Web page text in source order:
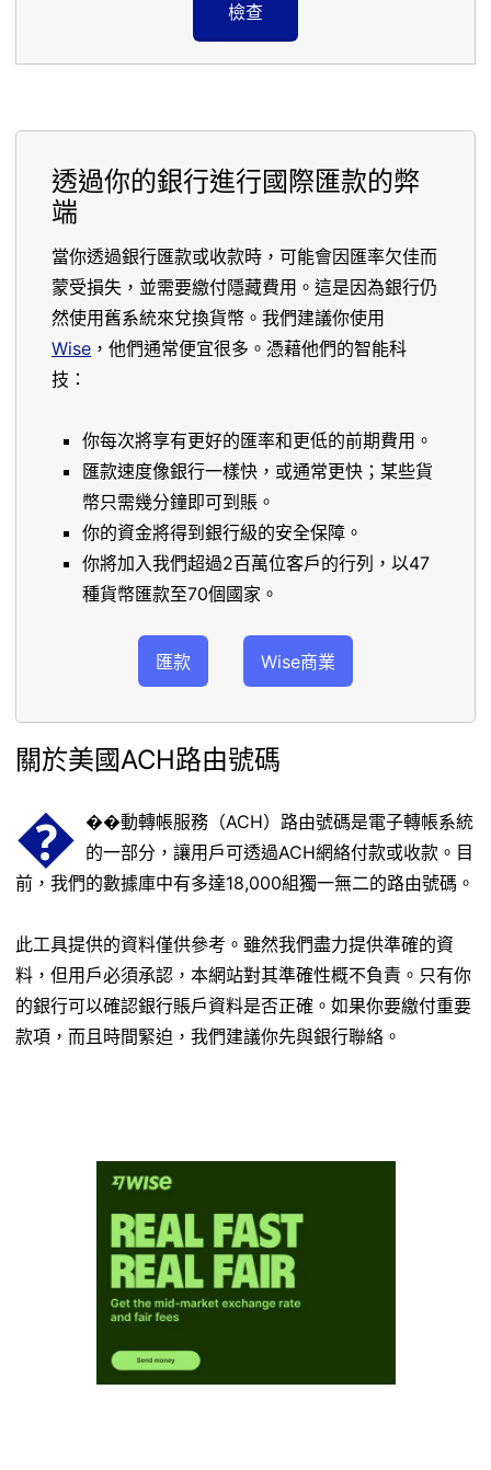
檢查
透過你的銀行進行國際匯款的弊
端
當你透過銀行匯款或收款時，可能會因匯率欠佳而
蒙受損失，並需要繳付隱藏費用。這是因為銀行仍
然使用舊系統來兌換貨幣。我們建議你使用
Wise ，他們通常便宜很多。憑藉他們的智能科
技：
你每次將享有更好的匯率和更低的前期費用。
匯款速度像銀行一樣快，或通常更快；某些貨
幣只需幾分鐘即可到賬。
你的資金將得到銀行級的安全保障。
你將加入我們超過2百萬位客戶的行列，以47
種貨幣匯款至70個國家。
匯款 Wise商業
關於美國ACH路由號碼
� ��動轉帳服務（ACH）路由號碼是電子轉帳系統
的一部分，讓用戶可透過ACH網絡付款或收款。目
前，我們的數據庫中有多達18,000組獨一無二的路由號碼。
此工具提供的資料僅供參考。雖然我們盡力提供準確的資
料，但用戶必須承認，本網站對其準確性概不負責。只有你
的銀行可以確認銀行賬戶資料是否正確。如果你要繳付重要
款項，而且時間緊迫，我們建議你先與銀行聯絡。